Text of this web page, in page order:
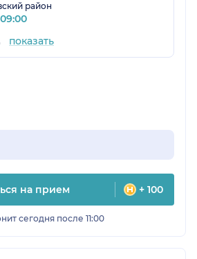
район
показать
на прием + 100
сегодня после 11:00